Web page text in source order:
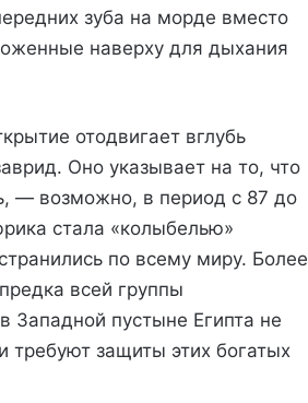
зуба на морде вместо
наверху для дыхания
отодвигает вглубь
Оно указывает на то, что
— возможно, в период с 87 до
стала «колыбелью»
по всему миру. Более
всей группы
Западной пустыне Египта не
требуют защиты этих богатых